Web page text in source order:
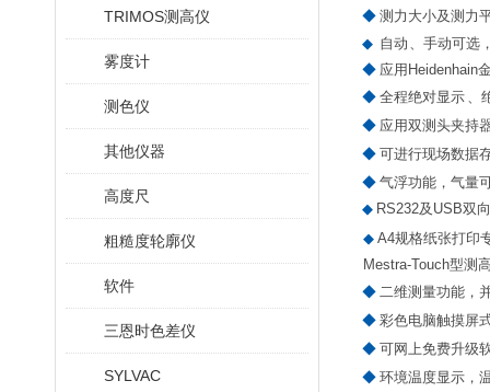
TRIMOS测高仪
雾度计
测色仪
其他仪器
高度尺
粗糙度轮廓仪
软件
三恩时色差仪
SYLVAC
◆ 测力大小及测力
◆ 自动 、手动可选
◆ 应用 Heidenhain
◆ 全程绝对显示 、
◆ 应用双测头夹持
◆ 可进行现场数据
◆ 气浮功能，气量
◆ RS232及 USB双
◆ A4规格纸张打印
Mestra-Touch型测
◆ 二维测量功能，
◆ 彩色电脑触摸屏
◆ 可网上免费升级
◆ 环境温度显示，